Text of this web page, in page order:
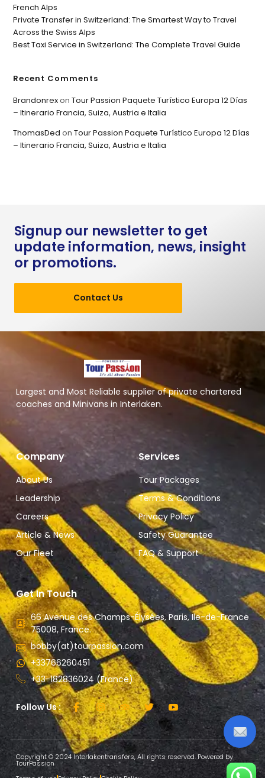
French Alps
Private Transfer in Switzerland: The Smartest Way to Travel
Across the Swiss Alps
Best Taxi Service in Switzerland: The Complete Travel Guide
Recent Comments
BrandonrexonTour Passion Paquete Turístico Europa 12 Días
– Itinerario Francia, Suiza, Austria e Italia
ThomasDed onTour Passion Paquete Turístico Europa 12 Días
– Itinerario Francia, Suiza, Austria e Italia
Signup our newsletter to get
update information, news, insight
or promotions.
Contact Us
Largest and Most Reliable supplier of private chartered
coaches and Minivans in Interlaken.
Company
About Us
Leadership
Careers
Article & News
Our Fleet
Services
Tour Packages
Terms & Conditions
Privacy Policy
Safety Guarantee
FAQ & Support
Get In Touch
66 Avenue des Champs-Élysées, Paris, Ile-de-France
75008, France.
bobby(at)tourpassion.com
+33766260451
+33-182836024 (France)
Follow Us :
Copyright © 2024 Interlakentransfers, All rights reserved. Powered by
TourPassion